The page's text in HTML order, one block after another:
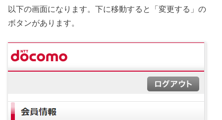
以下の画面になります。下に移動すると「変更する」の
ボタンがあります。